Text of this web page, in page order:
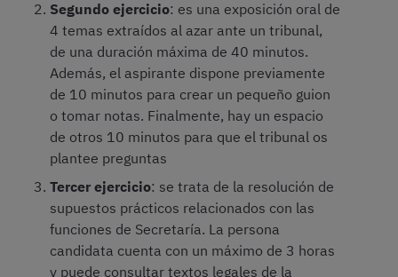
Segundo ejercicio: es una exposición oral de
4 temas extraídos al azar ante un tribunal,
de una duración máxima de 40 minutos.
Además, el aspirante dispone previamente
de 10 minutos para crear un pequeño guion
o tomar notas. Finalmente, hay un espacio
de otros 10 minutos para que el tribunal os
plantee preguntas
Tercer ejercicio: se trata de la resolución de
supuestos prácticos relacionados con las
funciones de Secretaría. La persona
candidata cuenta con un máximo de 3 horas
y puede consultar textos legales de la